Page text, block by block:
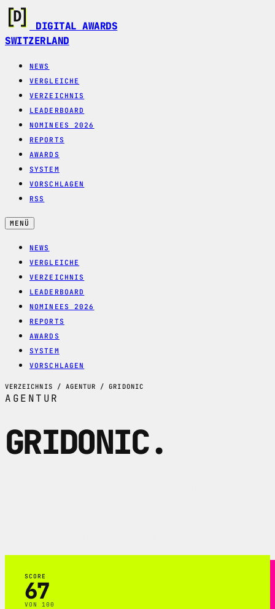
DIGITAL AWARDS
SWITZERLAND
NEWS
VERGLEICHE
VERZEICHNIS
LEADERBOARD
NOMINEES 2026
REPORTS
AWARDS
SYSTEM
VORSCHLAGEN
RSS
MENÜ
NEWS
VERGLEICHE
VERZEICHNIS
LEADERBOARD
NOMINEES 2026
REPORTS
AWARDS
SYSTEM
VORSCHLAGEN
VERZEICHNIS / AGENTUR / GRIDONIC
AGENTUR
GRIDONIC.
SCORE
67
VON 100